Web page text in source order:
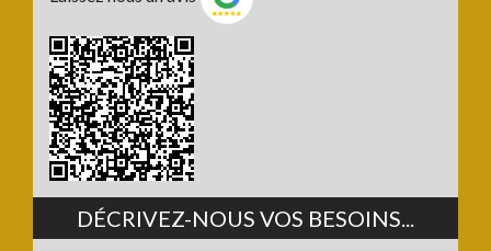
DÉCRIVEZ-NOUS VOS BESOINS...